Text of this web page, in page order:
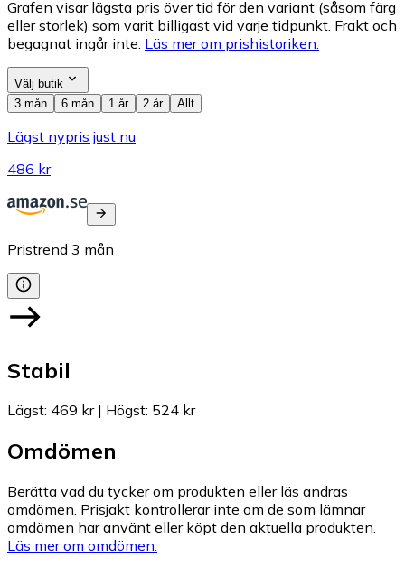
Grafen visar lägsta pris över tid för den variant (såsom färg
eller storlek) som varit billigast vid varje tidpunkt. Frakt och
begagnat ingår inte. Läs mer om prishistoriken.
Välj butik
3 mån
6 mån 1 år 2 år Allt
Lägst nypris just nu
486 kr
Pristrend 3 mån
Stabil
Lägst: 469 kr| Högst: 524 kr
Omdömen
Berätta vad du tycker om produkten eller läs andras
omdömen. Prisjakt kontrollerar inte om de som lämnar
omdömen har använt eller köpt den aktuella produkten.
Läs mer om omdömen.